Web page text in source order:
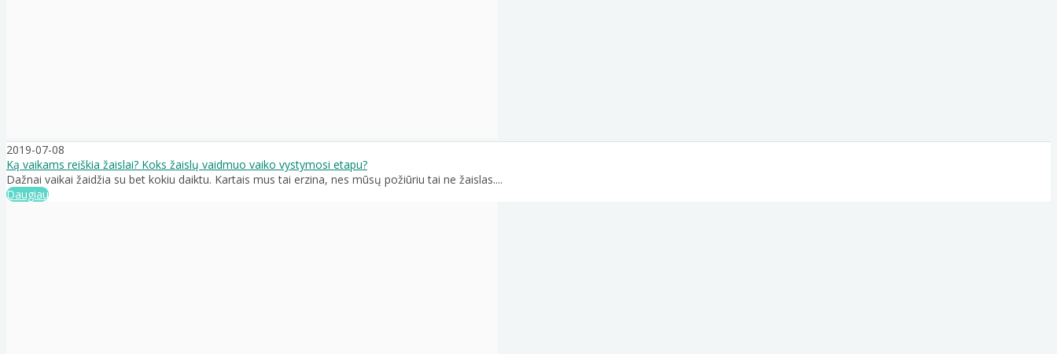
2019-07-08
Ką vaikams reiškia žaislai? Koks žaislų vaidmuo vaiko vystymosi etapu?
Dažnai vaikai žaidžia su bet kokiu daiktu. Kartais mus tai erzina, nes mūsų požiūriu tai ne žaislas....
Daugiau